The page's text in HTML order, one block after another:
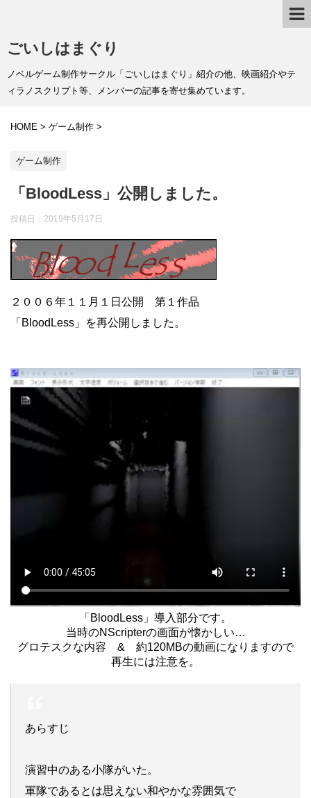
ごいしはまぐり
ノベルゲーム制作サークル「ごいしはまぐり」紹介の他、映画紹介やテ
ィラノスクリプト等、メンバーの記事を寄せ集めています。
HOME > ゲーム制作 >
ゲーム制作
「BloodLess」公開しました。
投稿日： 2019年5月17日
２００６年１１月１日公開 第１作品
「BloodLess」を再公開しました。
「BloodLess」導入部分です。
当時のNScripterの画面が懐かしい…
グロテスクな内容 & 約120MBの動画になりますので
再生には注意を。
あらすじ
演習中のある小隊がいた。
軍隊であるとは思えない和やかな雰囲気で